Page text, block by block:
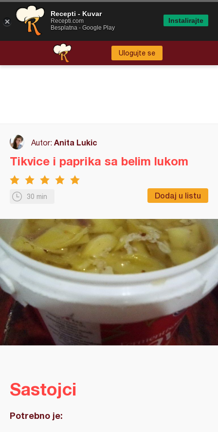
Ulogujte se
Autor: Anita Lukic
30 min Dodaj u listu
Tikvice i paprika sa belim lukom
Sastojci
Potrebno je:
Recepti - Kuvar
Recepti.com
Besplatna - Google Play
Instalirajte